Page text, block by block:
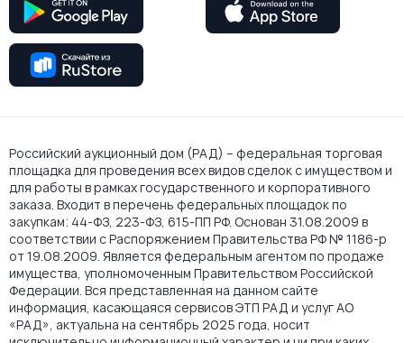
Российский аукционный дом (РАД) – федеральная торговая
площадка для проведения всех видов сделок с имуществом и
для работы в рамках государственного и корпоративного
заказа. Входит в перечень федеральных площадок по
закупкам: 44-ФЗ, 223-ФЗ, 615-ПП РФ. Основан 31.08.2009 в
соответствии с Распоряжением Правительства РФ № 1186-р
от 19.08.2009. Является федеральным агентом по продаже
имущества, уполномоченным Правительством Российской
Федерации. Вся представленная на данном сайте
информация, касающаяся сервисов ЭТП РАД и услуг АО
«РАД», актуальна на сентябрь 2025 года, носит